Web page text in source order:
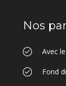
Nos
Avec
Fond